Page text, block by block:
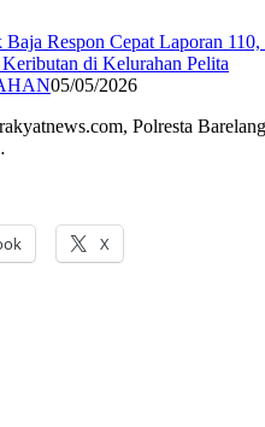
Respon Cepat Laporan
di Kelurahan Pelita
05/05/2026
Polresta
X